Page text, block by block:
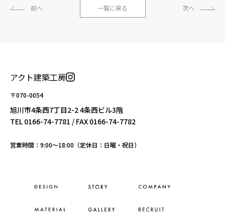
前へ 一覧に戻る 次へ
アクト建築工房
〒070-0054
旭川市4条西7丁目2-2 4条西ビル3階
TEL 0166-74-7781 / FAX 0166-74-7782
営業時間：9:00〜18:00（定休日：日曜・祝日）